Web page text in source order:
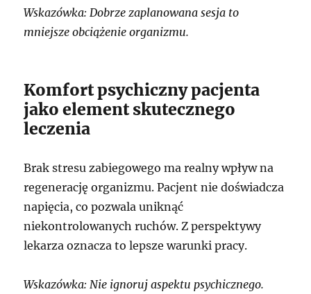
Wskazówka: Dobrze zaplanowana sesja to
mniejsze obciążenie organizmu.
Komfort psychiczny pacjenta
jako element skutecznego
leczenia
Brak stresu zabiegowego ma realny wpływ na
regenerację organizmu. Pacjent nie doświadcza
napięcia, co pozwala uniknąć
niekontrolowanych ruchów. Z perspektywy
lekarza oznacza to lepsze warunki pracy.
Wskazówka: Nie ignoruj aspektu psychicznego.